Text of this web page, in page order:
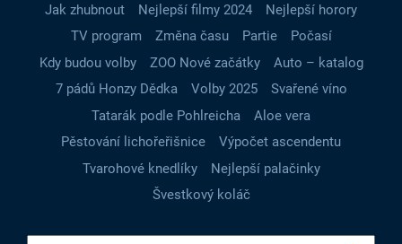
Jak zhubnout Nejlepší filmy 2024
Nejlepší horory
TV program
Změna času Partie
Počasí
Kdy budou volby
ZOO Nové začátky
Auto – katalog
7 pádů Honzy Dědka
Volby 2025
Svařené víno
Tatarák podle Pohlreicha
Aloe vera
Pěstování lichořeřišnice
Výpočet ascendentu
Tvarohové knedlíky
Nejlepší palačinky
Švestkový koláč